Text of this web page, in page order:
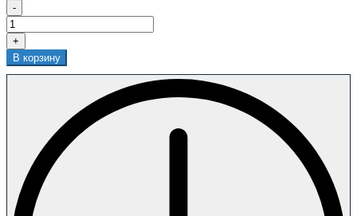
-
+
В корзину